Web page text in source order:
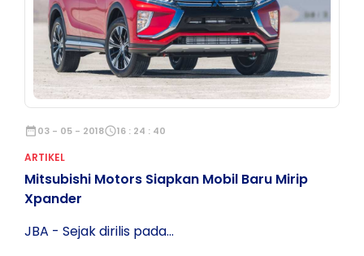
date_range03 - 05 - 2018schedule16 : 24 : 40
ARTIKEL
Mitsubishi Motors Siapkan Mobil Baru Mirip
Xpander
JBA - Sejak dirilis pada...